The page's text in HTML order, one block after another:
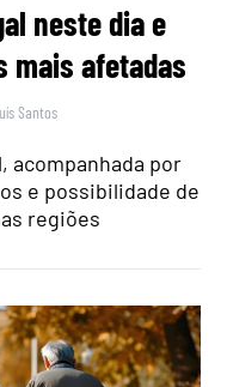
neste dia e
mais afetadas
Santos
acompanhada por
e possibilidade de
regiões